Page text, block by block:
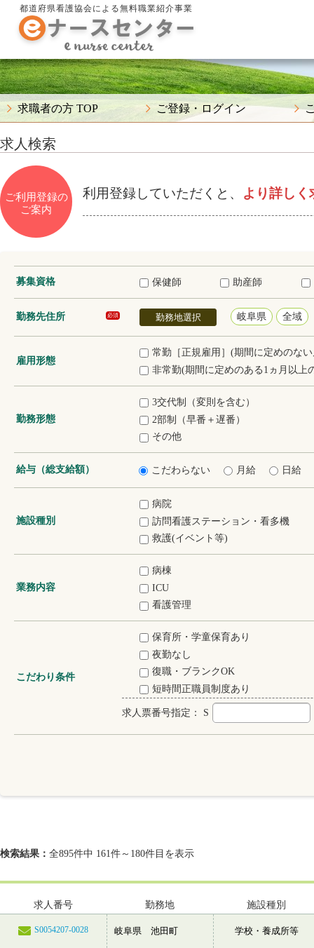
都道府県看護協会による無料職業紹介事業
求職者の方 TOP ご登録・ログイン
求人検索
ご利用登録の
ご案内
利用登録していただくと、 より詳しく
募集資格 保健師 助産師
勤務先住所 必須 勤務地選択 岐阜県 全域
雇用形態
常勤［正規雇用］(期間に定めのな
非常勤(期間に定めのある1ヵ月以上
勤務形態
3交代制（変則を含む）
2部制（早番＋遅番）
その他
給与（総支給額） こだわらない 月給 日給
施設種別
病院
訪問看護ステーション・看多機
救護(イベント等)
業務内容
病棟
ICU
看護管理
こだわり条件
保育所・学童保育あり
夜勤なし
復職・ブランクOK
短時間正職員制度あり
求人票番号指定： S
検索結果： 全895件中 161件～180件目を表示
求人番号 勤務地 施設種別
S0054207-0028 岐阜県 池田町 学校・養成所等